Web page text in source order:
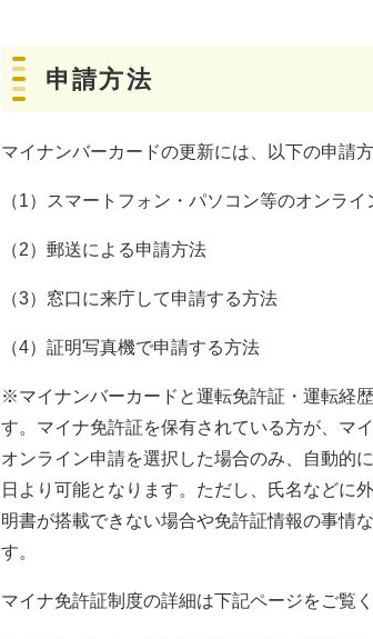
申請方法
マイナンバーカードの更新には、以下の申請
（1）スマートフォン・パソコン等のオンラ
（2）郵送による申請方法
（3）窓口に来庁して申請する方法
（4）証明写真機で申請する方法
※マイナンバーカードと運転免許証・運転経
す。マイナ免許証を保有されている方が、マ
オンライン申請を選択した場合のみ、自動的
日より可能となります。ただし、氏名などに
明書が搭載できない場合や免許証情報の事情
す。
マイナ免許証制度の詳細は下記ページをご覧く